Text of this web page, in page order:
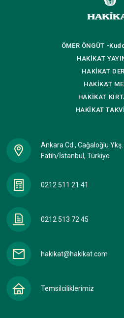
ÖMER ÖNGÜT -
HAKİKAT
HAKİKAT
HAKİKAT
HAKİKAT
HAKİKAT
Ankara Cd., Cağaloğlu
Fatih/İstanbul, Türkiye
0212 511 21 41
0212 513 72 45
hakikat@hakikat.com
Temsilciliklerimiz